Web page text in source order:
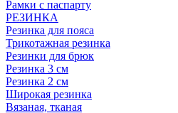
Рамки с паспарту
РЕЗИНКА
Резинка для пояса
Трикотажная резинка
Резинки для брюк
Резинка 3 см
Резинка 2 см
Широкая резинка
Вязаная, тканая